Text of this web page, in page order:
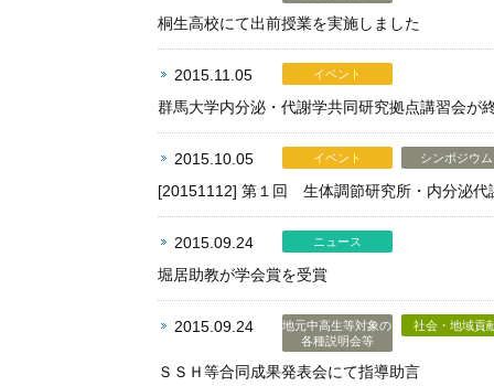
桐生高校にて出前授業を実施しました
2015.11.05 イベント
群馬大学内分泌・代謝学共同研究拠点講習会が
2015.10.05 イベント シンポジウム
[20151112] 第１回 生体調節研究所・内分泌代
2015.09.24 ニュース
堀居助教が学会賞を受賞
2015.09.24
地元中高生等対象の
各種説明会等
社会・地域貢
ＳＳＨ等合同成果発表会にて指導助言